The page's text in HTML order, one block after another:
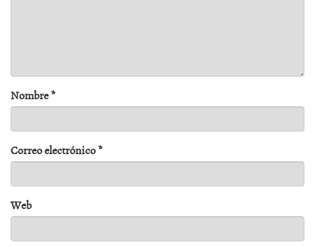
Nombre*
Correo electrónico*
Web